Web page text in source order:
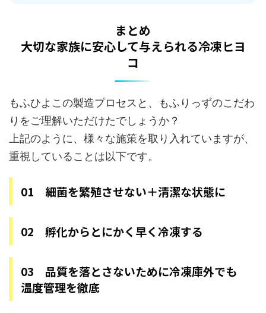
まとめ
大切な家族に安心して与えられる冷凍ヒヨ
コ
もふひよこの製造プロセスと、もふりっずのこだわ
りをご理解いただけたでしょうか？
上記のように、様々な施策を取り入れていますが、
重視していることは以下です。
01 細菌を繁殖させない＋清潔な状態に
02 孵化からとにかく早く冷凍する
03 品質を落とさないために冷凍庫外でも
温度管理を徹底